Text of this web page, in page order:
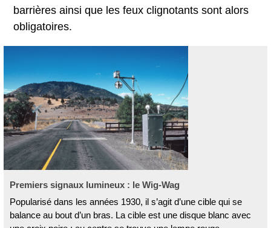
barrières ainsi que les feux clignotants sont alors
obligatoires.
Premiers signaux lumineux : le Wig-Wag
Popularisé dans les années 1930, il s’agit d’une cible qui se
balance au bout d’un bras. La cible est une disque blanc avec